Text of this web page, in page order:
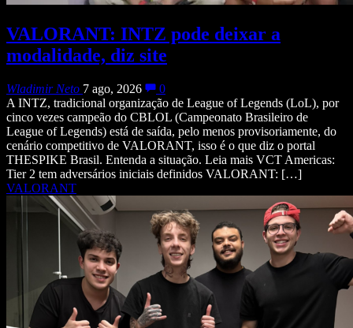
VALORANT: INTZ pode deixar a
modalidade, diz site
Wladimir Neto 7 ago, 2026
0
A INTZ, tradicional organização de League of Legends (LoL), por
cinco vezes campeão do CBLOL (Campeonato Brasileiro de
League of Legends) está de saída, pelo menos provisoriamente, do
cenário competitivo de VALORANT, isso é o que diz o portal
THESPIKE Brasil. Entenda a situação. Leia mais VCT Americas:
Tier 2 tem adversários iniciais definidos VALORANT: […]
VALORANT